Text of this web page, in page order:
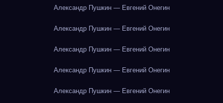
Александр Пушкин — Евгений Онегин
Александр Пушкин — Евгений Онегин
Александр Пушкин — Евгений Онегин
Александр Пушкин — Евгений Онегин
Александр Пушкин — Евгений Онегин